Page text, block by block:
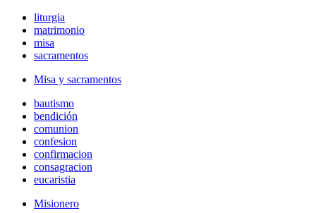
liturgia
matrimonio
misa
sacramentos
Misa y sacramentos
bautismo
bendición
comunion
confesion
confirmacion
consagracion
eucaristia
Misionero